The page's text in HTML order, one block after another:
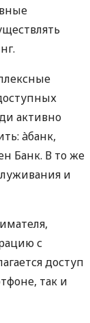
активно
àбанк,
Банк. В то же
и
с
доступ
так и